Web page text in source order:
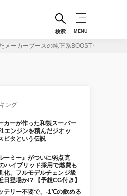
検索 MENU
メーカーブースの純正系BOOST GEAR仕様
ング
カーが作った和製スーパー
エンジンを積んだジオッ
ピタという伝説
ーミー』がついに弱点克
ハイブリッド採用で燃費も
化、フルモデルチェンジ級
日登場か!? 【予想CG付き】
テリー不要で、-1℃の飲める